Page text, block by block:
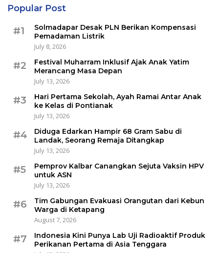
Popular Post
#1
Solmadapar Desak PLN Berikan Kompensasi
Pemadaman Listrik
July 8, 2026
#2
Festival Muharram Inklusif Ajak Anak Yatim
Merancang Masa Depan
July 13, 2026
#3
Hari Pertama Sekolah, Ayah Ramai Antar Anak
ke Kelas di Pontianak
July 13, 2026
#4
Diduga Edarkan Hampir 68 Gram Sabu di
Landak, Seorang Remaja Ditangkap
July 13, 2026
#5
Pemprov Kalbar Canangkan Sejuta Vaksin HPV
untuk ASN
July 13, 2026
#6
Tim Gabungan Evakuasi Orangutan dari Kebun
Warga di Ketapang
August 7, 2026
#7
Indonesia Kini Punya Lab Uji Radioaktif Produk
Perikanan Pertama di Asia Tenggara